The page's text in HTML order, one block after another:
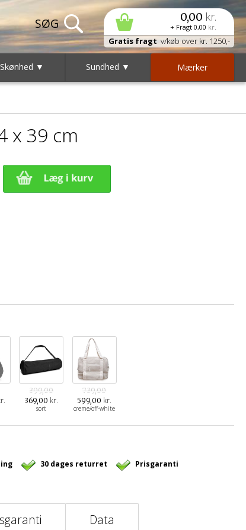
0,00 kr.
+ Fragt 0,00 kr.
Gratis fragt v/køb over kr. 1250,-
Skønhed ▼ Sundhed ▼ Mærker
x 39 cm
399,00
369,00 kr.
sort
739,00
599,00 kr.
creme/off-white
30 dages returret Prisgaranti
Data